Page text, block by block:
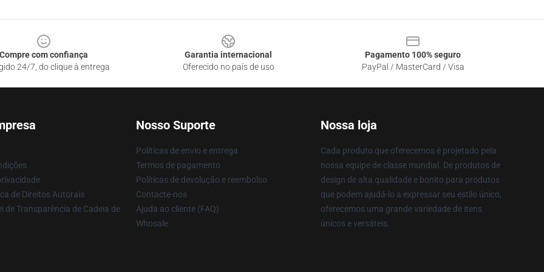
Compre com confiança
24/7, do clique à entrega
Garantia internacional
Oferecido no país de uso
Pagamento 100% seguro
PayPal / MasterCard / Visa
de Direitos Autorais
de Transparência de Cadeia de
Nosso Suporte
Políticas de envio e entrega
Termos de pagamento
Políticas de devolução e reembolso
Contacte-nos
Ajuda ao cliente (FAQ)
Whosale
Nossa loja
Cada produto que oferecemos é projetado pela
nossa equipe de classe mundial. De produtos de
design de alta qualidade e bonito para produtos
que podem ajudá-lo a expressar seu estilo único,
oferecemos uma grande variedade de itens
únicos e versáteis.